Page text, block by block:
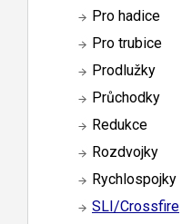
Pro hadice
Pro trubice
Prodlužky
Průchodky
Redukce
Rozdvojky
Rychlospojky
SLI/Crossfire